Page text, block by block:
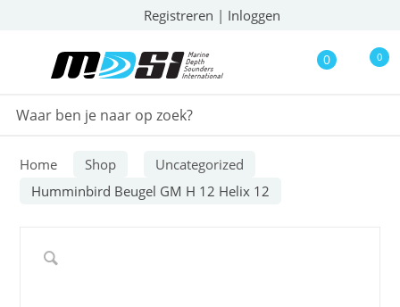
Registreren | Inloggen
0 0
Home Shop
Uncategorized
Humminbird Beugel GM H 12 Helix 12